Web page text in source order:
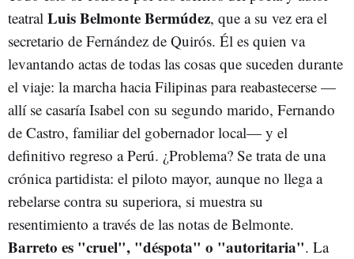
teatral Luis Belmonte Bermúdez, que a su vez era el
secretario de Fernández de Quirós. Él es quien va
levantando actas de todas las cosas que suceden durante
el viaje: la marcha hacia Filipinas para reabastecerse —
allí se casaría Isabel con su segundo marido, Fernando
de Castro, familiar del gobernador local— y el
definitivo regreso a Perú. ¿Problema? Se trata de una
crónica partidista: el piloto mayor, aunque no llega a
rebelarse contra su superiora, si muestra su
resentimiento a través de las notas de Belmonte.
Barreto es "cruel", "déspota" o "autoritaria". La